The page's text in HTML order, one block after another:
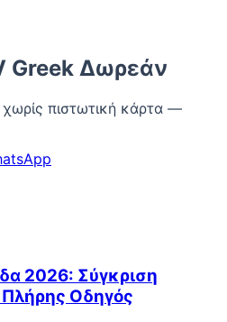
Greek Δωρεάν
πιστωτική κάρτα —
2026: Σύγκριση
Οδηγός